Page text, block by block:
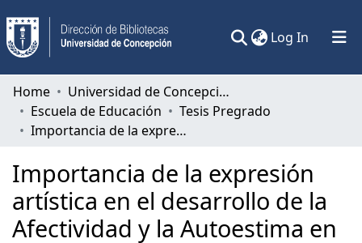
Log In (current)
Communities & Collections
All of DSpace
Home
Universidad de Concepción
Escuela de Educación
Tesis Pregrado
Importancia de la expresión artística en el desarrollo de la Afectividad y la Autoestima en personas con diagnóstico de Discapacidad Intelectual pertenecientes al Taller Laboral del Liceo A-17 de Yungay.
Importancia de la expresión
artística en el desarrollo de la
Afectividad y la Autoestima en